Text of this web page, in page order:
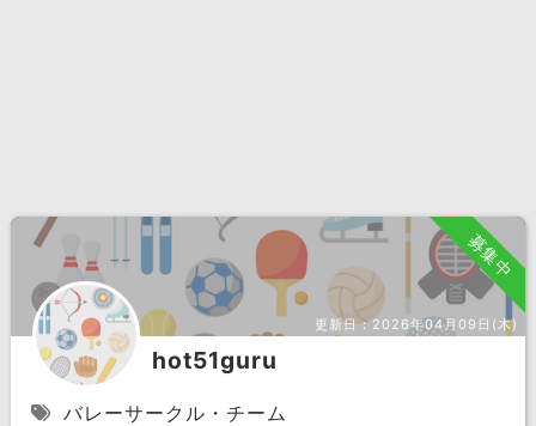
募集中
更新日：2026年04月09日(木)
hot51guru
バレーサークル・チーム